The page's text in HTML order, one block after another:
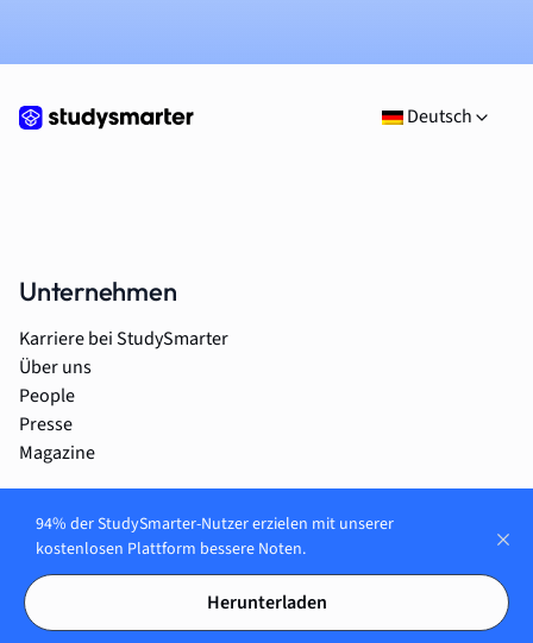
Deutsch
Unternehmen
Karriere bei StudySmarter
Über uns
People
Presse
Magazine
Produkt
Für Studierende
Für Schüler*innen
94% der StudySmarter-Nutzer erzielen mit unserer
kostenlosen Plattform bessere Noten.
Herunterladen